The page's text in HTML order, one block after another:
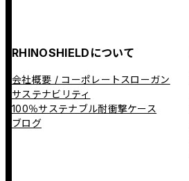
RHINOSHIELDについて
会社概要 / コーポレートスローガン
サステナビリティ
100％サステナブル耐衝撃ケース
ブログ